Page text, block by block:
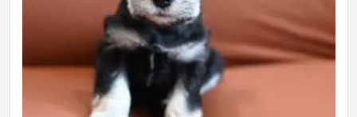
Deutsch Drahthaar
Deutscher Jagdterrier
Deutscher Pinscher
Deutscher Schäferhund
Deutscher Wachtelhund